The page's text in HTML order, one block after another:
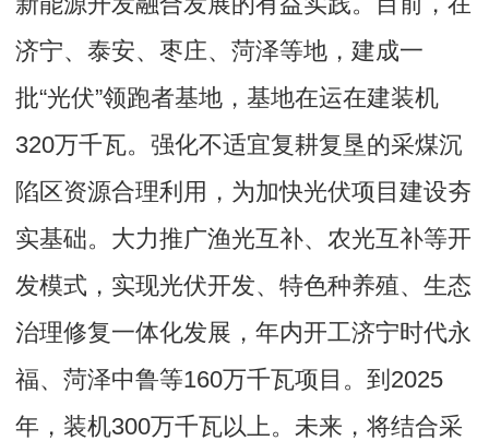
济宁、泰安、枣庄、菏泽等地，建成一
批“光伏”领跑者基地，基地在运在建装机
320万千瓦。强化不适宜复耕复垦的采煤沉
陷区资源合理利用，为加快光伏项目建设夯
实基础。大力推广渔光互补、农光互补等开
发模式，实现光伏开发、特色种养殖、生态
治理修复一体化发展，年内开工济宁时代永
福、菏泽中鲁等160万千瓦项目。到2025
年，装机300万千瓦以上。未来，将结合采